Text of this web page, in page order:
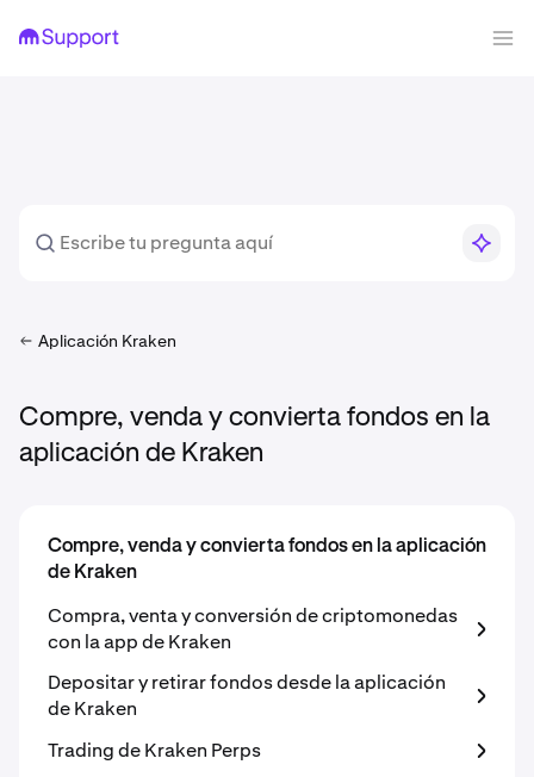
Aplicación Kraken
Compre, venda y convierta fondos en la
aplicación de Kraken
Compre, venda y convierta fondos en la aplicación
de Kraken
Compra, venta y conversión de criptomonedas
con la app de Kraken
Depositar y retirar fondos desde la aplicación
de Kraken
Trading de Kraken Perps